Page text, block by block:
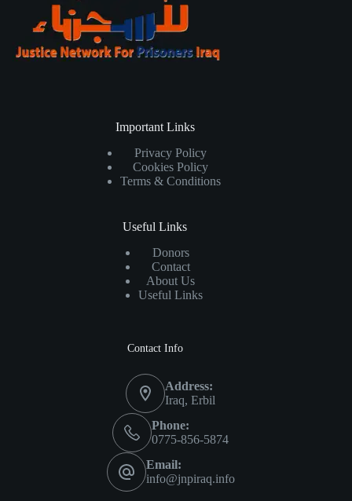
Important Links
Privacy Policy
Cookies Policy
Terms & Conditions
Useful Links
Donors
Contact
About Us
Useful Links
Contact Info
Address:
Iraq, Erbil
Phone:
0775-856-5874
Email:
info@jnpiraq.info